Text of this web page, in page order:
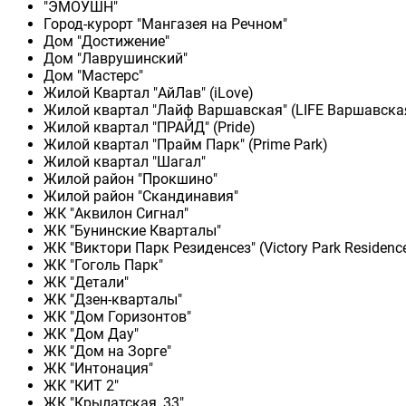
"ЭМОУШН"
Город-курорт "Мангазея на Речном"
Дом "Достижение"
Дом "Лаврушинский"
Дом "Мастерс"
Жилой Квартал "АйЛав" (iLove)
Жилой квартал "Лайф Варшавская" (LIFE
Жилой квартал "ПРАЙД" (Pride)
Жилой квартал "Прайм Парк" (Prime Park)
Жилой квартал "Шагал"
Жилой район "Прокшино"
Жилой район "Скандинавия"
ЖК "Аквилон Сигнал"
ЖК "Бунинские Кварталы"
ЖК "Виктори Парк Резиденсез" (Victory Park
ЖК "Гоголь Парк"
ЖК "Детали"
ЖК "Дзен-кварталы"
ЖК "Дом Горизонтов"
ЖК "Дом Дау"
ЖК "Дом на Зорге"
ЖК "Интонация"
ЖК "КИТ 2"